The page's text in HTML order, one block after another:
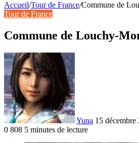
Accueil/Tour de France/Commune de
Tour de France
Commune de Louchy-
Yuna 15 décembre
0 808 5 minutes de lecture